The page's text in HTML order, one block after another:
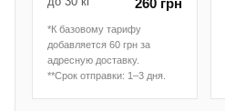
260 грн
*К базовому тарифу
добавляется 60 грн за
адресную доставку.
**Срок отправки: 1–3 дня.